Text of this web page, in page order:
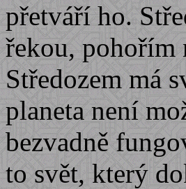
přetváří ho.
řekou, pohořím
Středozem má
planeta není
bezvadně
to svět, který